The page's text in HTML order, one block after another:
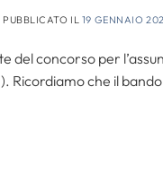
PUBBLICATO IL 19 GENNAIO
del concorso per
Ricordiamo che il